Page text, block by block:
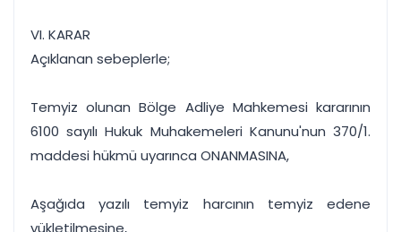
VI. KARAR
Açıklanan sebeplerle;
Temyiz olunan Bölge Adliye Mahkemesi kararının
6100 sayılı Hukuk Muhakemeleri Kanunu'nun 370/1.
maddesi hükmü uyarınca ONANMASINA,
Aşağıda yazılı temyiz harcının temyiz edene
yükletilmesine,